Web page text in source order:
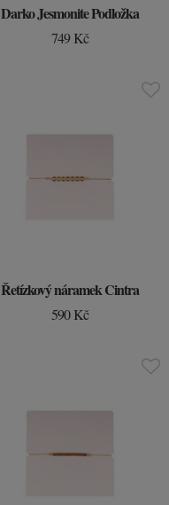
Darko Jesmonite Podložka
749 Kč
Řetízkový náramek Cintra
590 Kč